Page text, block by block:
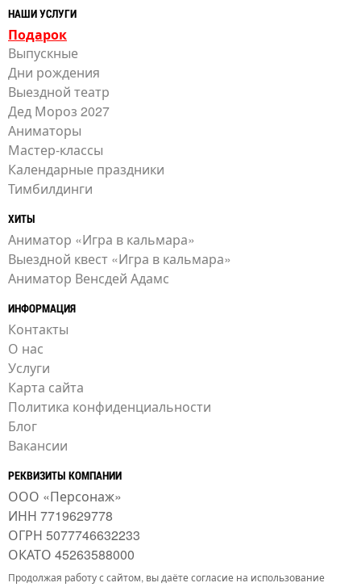
НАШИ УСЛУГИ
Подарок
Выпускные
Дни рождения
Выездной театр
Дед Мороз 2027
Аниматоры
Мастер-классы
Календарные праздники
Тимбилдинги
ХИТЫ
Аниматор «Игра в кальмара»
Выездной квест «Игра в кальмара»
Аниматор Венсдей Адамс
ИНФОРМАЦИЯ
Контакты
О нас
Услуги
Карта сайта
Политика конфиденциальности
Блог
Вакансии
РЕКВИЗИТЫ КОМПАНИИ
ООО «Персонаж»
ИНН 7719629778
ОГРН 5077746632233
ОКАТО 45263588000
Продолжая работу с сайтом, вы даёте согласие на использование